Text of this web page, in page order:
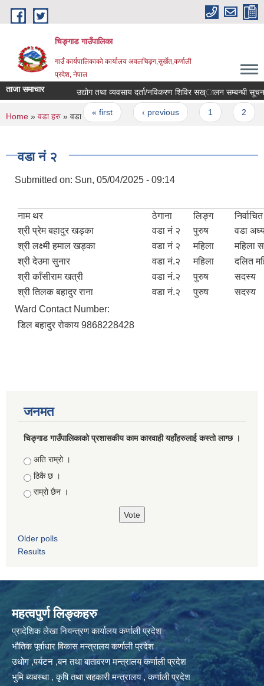
Skip to main content
चिङ्गाड गाउँपालिका
गाउँ कार्यपालिकाको कार्यालय अवलचिङ्ग,सुर्खेत,कर्णाली
प्रदेश, नेपाल
ताजा समाचार उद्योग तथा व्यवसाय दर्ता/नविकरण शिविर सख्ालन सम्बन्धी
Pages
« first ‹ previous
You are here
Home » वडा हरु » वडा नं २
वडा नं २
Submitted on: Sun, 05/04/2025 - 09:14
नाम थर ठेगाना लिङ्ग
श्री प्रेम बहादुर खड्का
वडा नं २ पुरुष
वडा
श्री लक्ष्मी हमाल खड्का
वडा नं २ महिला
महिला
श्री देउमा सुनार
वडा नं.२ महिला
दलित
श्री काँसीराम खत्री
वडा नं.२ पुरुष
सदस्य
श्री तिलक बहादुर राना
वडा नं.२ पुरुष
सदस्य
Ward Contact Number:
डिल बहादुर रोकाय 9868228428
जनमत
चिङ्गाड गाउँपालिकाको प्रशासकीय काम कारवाही यहाँहरुलाई कस्तो लाग्छ ।
Choices
अति राम्रो ।
ठिकै छ ।
राम्रो छैन ।
Older polls
Results
महत्वपुर्ण लिङ्कहरु
प्रादेशिक लेखा नियन्त्रण कार्यालय कर्णाली प्रदेश
भौतिक पूर्वाधार विकास मन्त्रालय कर्णाली प्रदेश
उधोग ,पर्यटन ,बन तथा बातावरण मन्त्रालय कर्णाली प्रदेश
भुमि ब्यबस्था , कृषि तथा सहकारी मन्त्रालय , कर्णाली प्रदेश